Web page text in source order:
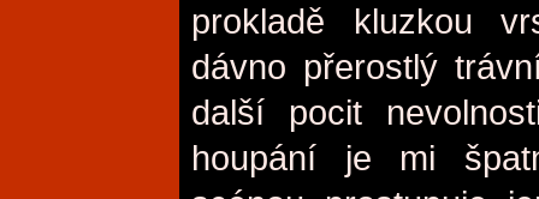
prokladě kluzkou
dávno přerostlý
další pocit
houpání je mi